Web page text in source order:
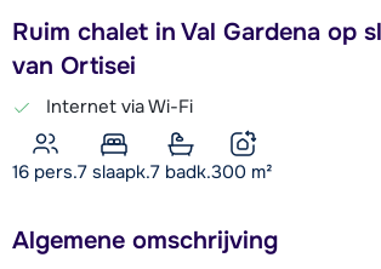
Ruim chalet in Val Gardena op
van Ortisei
Internet via Wi-Fi
16 pers.7 slaapk.7 badk.300 m²
Algemene omschrijving